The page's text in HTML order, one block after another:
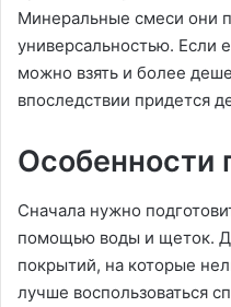
Минеральные смеси они
универсальностью. Если
можно взять и более
впоследствии придется
Особенности
Сначала нужно
помощью воды и щеток.
покрытий, на которые
лучше воспользоваться